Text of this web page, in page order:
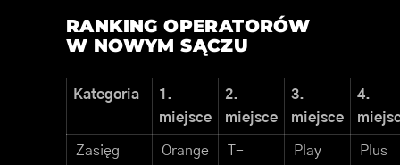
RANKING OPERATORÓW
W NOWYM SĄCZU
Kategoria
1.
miejsce
2.
miejsce
3.
miejsce
4.
Zasięg
Orange
T-
Play Plus